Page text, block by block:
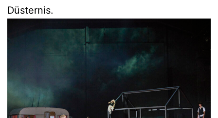
Düsternis.